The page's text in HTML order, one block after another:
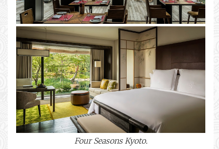
Four Seasons Kyoto.